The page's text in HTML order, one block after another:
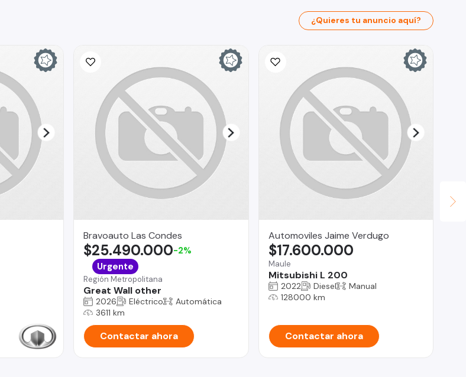
¿Quieres tu anuncio aquí?
Bravoauto Las Condes
Región Metropolitana
Great Wall other
$25.490.000-2%
Urgente
2026 Eléctrico
Automática
3611 km
Contactar ahora
Automoviles Jaime Verdugo
Maule
Mitsubishi L 200
$17.600.000
2022 Diesel
Manual
128000 km
Contactar ahora